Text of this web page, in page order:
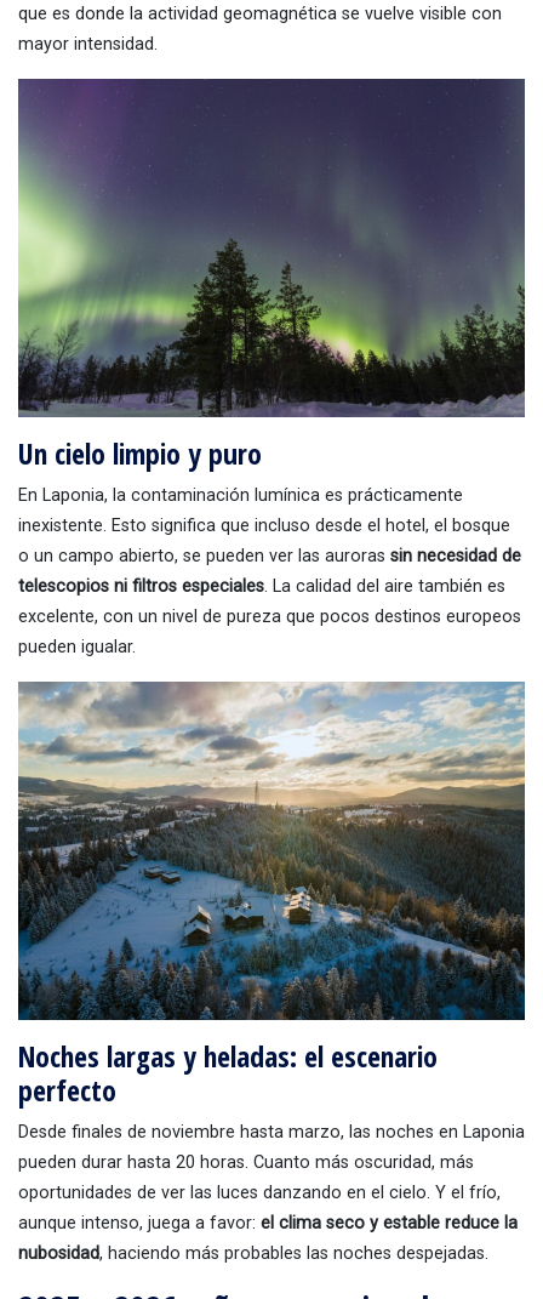
que es donde la actividad geomagnética se vuelve visible con
mayor intensidad.
Un cielo limpio y puro
En Laponia, la contaminación lumínica es prácticamente
inexistente. Esto significa que incluso desde el hotel, el bosque
o un campo abierto, se pueden ver las auroras sin necesidad de
telescopios ni filtros especiales. La calidad del aire también es
excelente, con un nivel de pureza que pocos destinos europeos
pueden igualar.
Noches largas y heladas: el escenario
perfecto
Desde finales de noviembre hasta marzo, las noches en Laponia
pueden durar hasta 20 horas. Cuanto más oscuridad, más
oportunidades de ver las luces danzando en el cielo. Y el frío,
aunque intenso, juega a favor: el clima seco y estable reduce la
nubosidad, haciendo más probables las noches despejadas.